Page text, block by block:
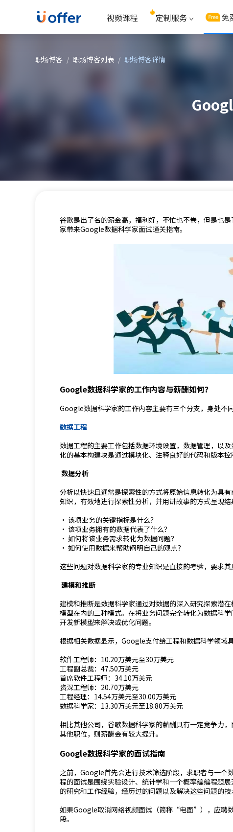
视频课程 定制服务 免
职场博客 / 职场博客列表 / 职场博客详情
谷歌是出了名的薪金高，福利好，不忙也不卷，但是
家带来Google数据科学家面试通关指南。
Google数据科学家的工作内容与薪酬如何？
Google数据科学家的工作内容主要有三个分支，身处不
数据工程
数据工程的主要工作包括数据环境设置，数据管理，以
化的基本构建块是通过模块化、注释良好的代码和版本控
数据分析
分析以快速且通常是探索性的方式将原始信息转化为具
知识，有效地进行探索性分析，并用讲故事的方式呈现
· 该项业务的关键指标是什么？
· 该项业务拥有的数据代表了什么？
· 如何将该业务需求转化为数据问题？
· 如何使用数据来帮助阐明自己的观点？
这些问题对数据科学家的专业知识是直接的考验，要求其
建模和推断
建模和推断是数据科学家通过对数据的深入研究探索潜
模型在内的三种模式。在将业务问题完全转化为数据科
开发新模型来解决或优化问题。
根据相关数据显示，Google支付给工程和数据科学领域
软件工程师：10.20万美元至30万美元
工程副总裁：47.50万美元
首席软件工程师：34.10万美元
资深工程师：20.70万美元
工程经理：14.54万美元至30.00万美元
数据科学家：13.30万美元至18.80万美元
相比其他公司，谷歌数据科学家的薪酬具有一定竞争力
其他职位，则薪酬会有较大提升。
Google数据科学家的面试指南
之前，Google首先会进行技术筛选阶段，求职者与一
程的面试是围绕实验设计、统计学和一个概率编编程题
的研究和工作经验，经历过的问题以及解决这些问题的技
如果Google取消网络视频面试（简称“电面”），应聘
段。